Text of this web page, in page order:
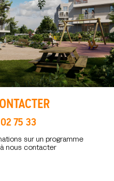
75 33
sur un programme
nous contacter